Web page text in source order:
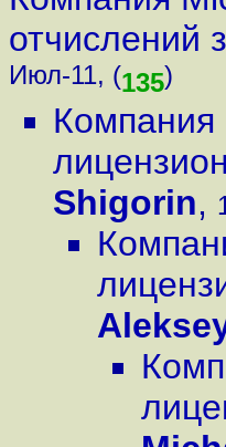
отчислений
Июл-11, (135)
Компания
Shigorin,